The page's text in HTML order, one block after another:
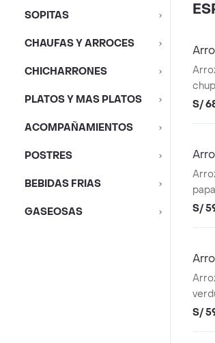
SOPITAS
CHAUFAS Y ARROCES
CHICHARRONES
PLATOS Y MAS PLATOS
ACOMPAÑAMIENTOS
POSTRES
BEBIDAS FRIAS
GASEOSAS
S/
S/
S/